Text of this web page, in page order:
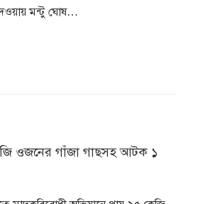
মন্টু ঘোষ…
ওজনের গাঁজা গাছসহ আটক ১